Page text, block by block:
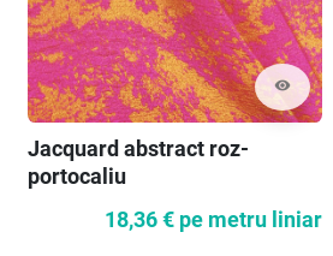
visibility
Jacquard abstract roz-
portocaliu
18,36 € pe metru liniar